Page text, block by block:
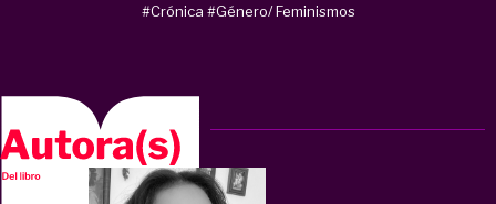
#Crónica #Género/ Feminismos